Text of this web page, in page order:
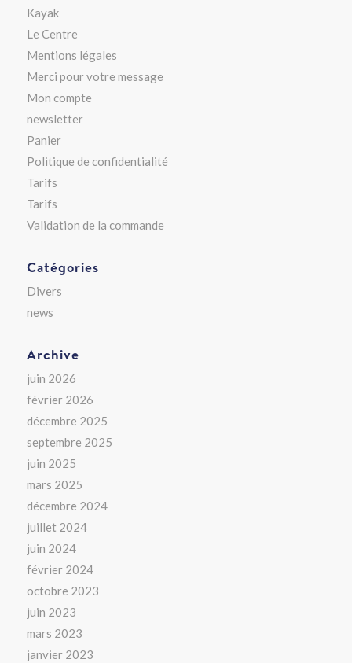
Kayak
Le Centre
Mentions légales
Merci pour votre message
Mon compte
newsletter
Panier
Politique de confidentialité
Tarifs
Tarifs
Validation de la commande
Catégories
Divers
news
Archive
juin 2026
février 2026
décembre 2025
septembre 2025
juin 2025
mars 2025
décembre 2024
juillet 2024
juin 2024
février 2024
octobre 2023
juin 2023
mars 2023
janvier 2023